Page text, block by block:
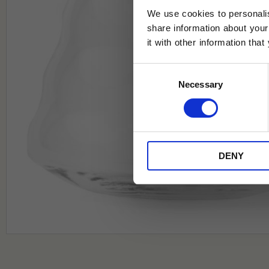
We use cookies to
share information about
it with other information that
Necessary
DENY
Jag samtycker till Tehuset Javas
* Rabatten gäller endast online på
på ordinarie priser och kan ej